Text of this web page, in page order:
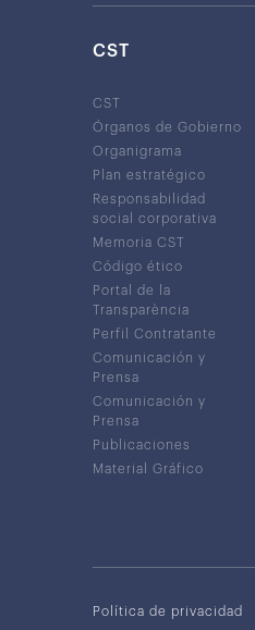
CST
CST
Órganos de Gobierno
Organigrama
Plan estratégico
Responsabilidad
social corporativa
Memoria CST
Código ético
Portal de la
Transparència
Perfil Contratante
Comunicación y
Prensa
Comunicación y
Prensa
Publicaciones
Material Gráfico
Política de privacidad